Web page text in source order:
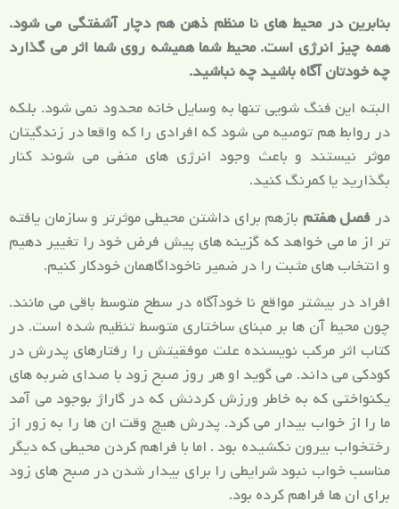
بنابرین در محیط های نا منظم ذهن هم دچار آشفتگی می شود.
همه چیز انرژی است. محیط شما همیشه روی شما اثر می گذارد
چه خودتان آگاه باشید چه نباشید.
البته این فنگ شویی تنها به وسایل خانه محدود نمی شود. بلکه
در روابط هم توصیه می شود که افرادی را که واقعا در زندگیتان
موثر نیستند و باعث وجود انرژی های منفی می شوند کنار
بگذارید یا کمرنگ کنید.
درفصل هفتم بازهم برای داشتن محیطی موثرتر و سازمان یافته
تر از ما می خواهد که گزینه های پیش فرض خود را تغییر دهیم
و انتخاب های مثبت را در ضمیر ناخوداگاهمان خودکار کنیم.
افراد در بیشتر مواقع نا خودآگاه در سطح متوسط باقی می مانند.
چون محیط آن ها بر مبنای ساختاری متوسط تنظیم شده است. در
کتاب اثر مرکب نویسنده علت موفقیتش را رفتارهای پدرش در
کودکی می داند. می گوید او هر روز صبح زود با صدای ضربه های
یکنواختی که به خاطر ورزش کردنش که در گاراژ بوجود می آمد
ما را از خواب بیدار می کرد. پدرش هیچ وقت ان ها را به زور از
رختخواب بیرون نکشیده بود . اما با فراهم کردن محیطی که دیگر
مناسب خواب نبود شرایطی را برای بیدار شدن در صبح های زود
برای ان ها فراهم کرده بود.